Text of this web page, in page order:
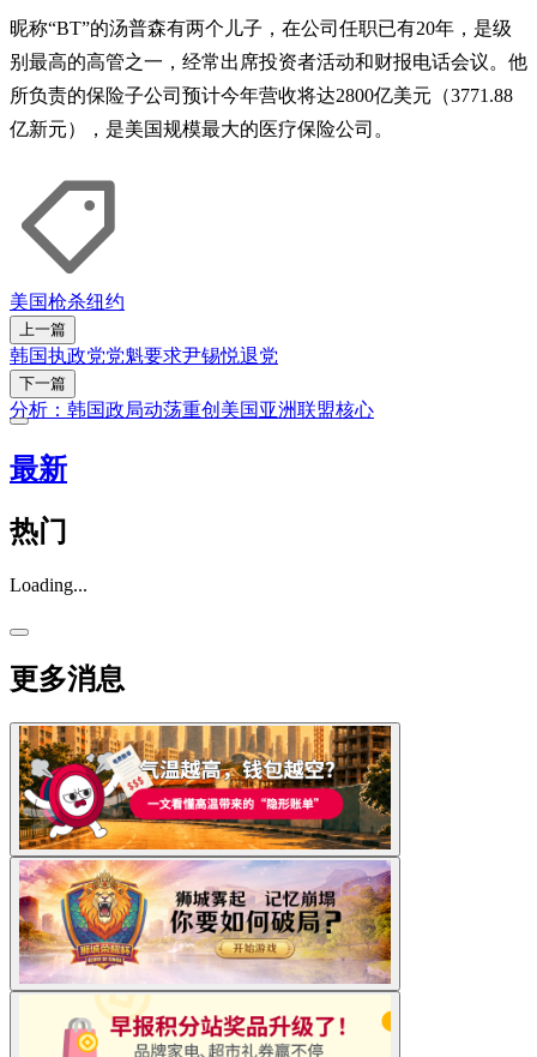
昵称“BT”的汤普森有两个儿子，在公司任职已有20年，是级
别最高的高管之一，经常出席投资者活动和财报电话会议。他
所负责的保险子公司预计今年营收将达2800亿美元（3771.88
亿新元），是美国规模最大的医疗保险公司。
美国枪杀纽约
上一篇
韩国执政党党魁要求尹锡悦退党
下一篇
分析：韩国政局动荡重创美国亚洲联盟核心
最新
热门
Loading...
更多消息